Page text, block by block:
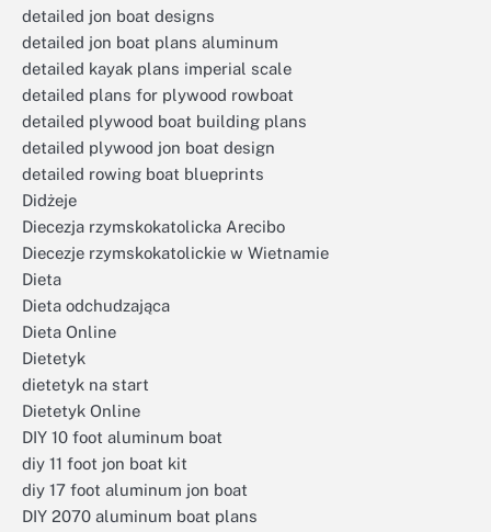
detailed jon boat designs
detailed jon boat plans aluminum
detailed kayak plans imperial scale
detailed plans for plywood rowboat
detailed plywood boat building plans
detailed plywood jon boat design
detailed rowing boat blueprints
Didżeje
Diecezja rzymskokatolicka Arecibo
Diecezje rzymskokatolickie w Wietnamie
Dieta
Dieta odchudzająca
Dieta Online
Dietetyk
dietetyk na start
Dietetyk Online
DIY 10 foot aluminum boat
diy 11 foot jon boat kit
diy 17 foot aluminum jon boat
DIY 2070 aluminum boat plans